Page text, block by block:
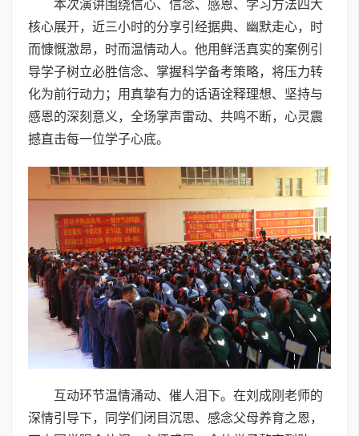
本次演讲围绕信心、信念、感恩、学习方法四大
核心展开，近三小时的分享引经据典、幽默走心，时
而慷慨激昂，时而温情动人。他用鲜活真实的案例引
导学子树立必胜信念、掌握科学备考策略，将压力转
化为前行动力；用真挚有力的话语诠释理想、坚持与
感恩的深刻意义，全场掌声雷动、共鸣不断，心灵震
撼直击每一位学子心底。
互动环节温情涌动、催人泪下。在刘成刚老师的
深情引导下，同学们闭目沉思、感念父母养育之恩，